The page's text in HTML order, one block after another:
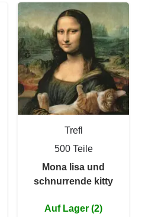
Trefl
500 Teile
Mona lisa und
schnurrende kitty
Auf Lager (2)